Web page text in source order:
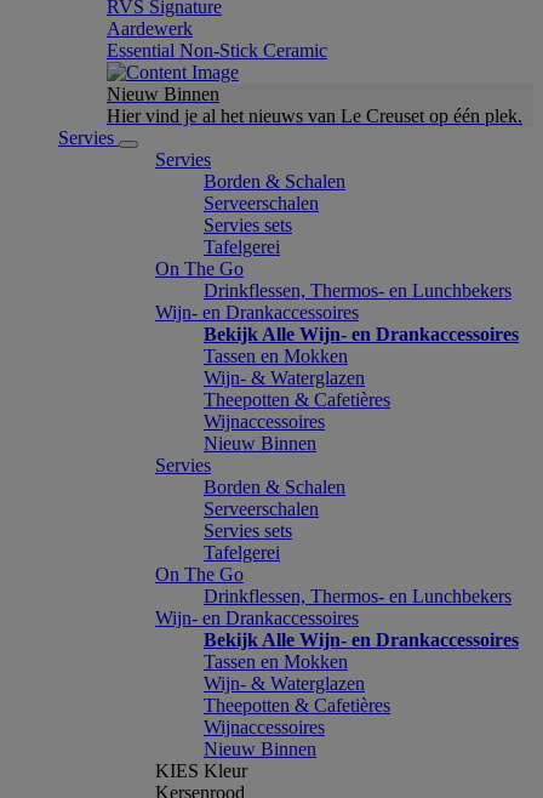
RVS Signature
Aardewerk
Essential Non-Stick Ceramic
Nieuw Binnen
Hier vind je al het nieuws van Le Creuset op één plek.
Servies
Servies
Borden & Schalen
Serveerschalen
Servies sets
Tafelgerei
On The Go
Drinkflessen, Thermos- en Lunchbekers
Wijn- en Drankaccessoires
Bekijk Alle Wijn- en Drankaccessoires
Tassen en Mokken
Wijn- & Waterglazen
Theepotten & Cafetières
Wijnaccessoires
Nieuw Binnen
Servies
Borden & Schalen
Serveerschalen
Servies sets
Tafelgerei
On The Go
Drinkflessen, Thermos- en Lunchbekers
Wijn- en Drankaccessoires
Bekijk Alle Wijn- en Drankaccessoires
Tassen en Mokken
Wijn- & Waterglazen
Theepotten & Cafetières
Wijnaccessoires
Nieuw Binnen
KIES Kleur
Kersenrood